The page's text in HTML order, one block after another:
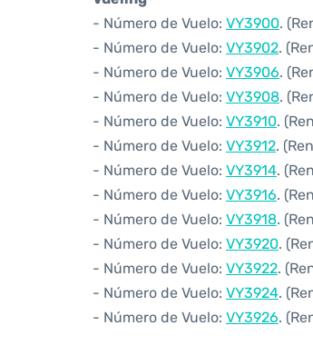
- Número de Vuelo: VY3900.
- Número de Vuelo: VY3902.
- Número de Vuelo: VY3906.
- Número de Vuelo: VY3908.
- Número de Vuelo: VY3910.
- Número de Vuelo: VY3912.
- Número de Vuelo: VY3914.
- Número de Vuelo: VY3916.
- Número de Vuelo: VY3918.
- Número de Vuelo: VY3920.
- Número de Vuelo: VY3922.
- Número de Vuelo: VY3924.
- Número de Vuelo: VY3926.